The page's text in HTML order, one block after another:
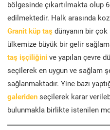
bölgesinde çıkartılmakta olup
edilmektedir. Halk arasında
Granit küp taş dünyanın bir
ülkemize büyük bir gelir
taş işçiliğini ve yapılan çevre
seçilerek en uygun ve sağlam
sağlanmaktadır. Yine bazı
galeriden seçilerek karar
bulunmakla birlikte istenilen